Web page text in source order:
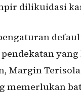
dilikuidasi
Margin
memerlukan